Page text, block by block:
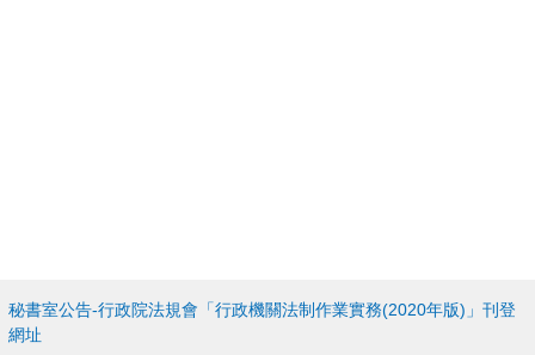
秘書室公告-行政院法規會「行政機關法制作業實務(2020年版)」刊登
網址